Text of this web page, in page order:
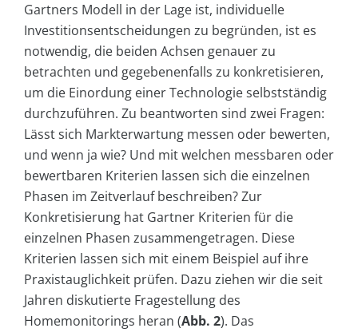
Gartners Modell in der Lage ist, individuelle
Investitionsentscheidungen zu begründen, ist es
notwendig, die beiden Achsen genauer zu
betrachten und gegebenenfalls zu konkretisieren,
um die Einordung einer Technologie selbstständig
durchzuführen. Zu beantworten sind zwei Fragen:
Lässt sich Markterwartung messen oder bewerten,
und wenn ja wie? Und mit welchen messbaren oder
bewertbaren Kriterien lassen sich die einzelnen
Phasen im Zeitverlauf beschreiben? Zur
Konkretisierung hat Gartner Kriterien für die
einzelnen Phasen zusammengetragen. Diese
Kriterien lassen sich mit einem Beispiel auf ihre
Praxistauglichkeit prüfen. Dazu ziehen wir die seit
Jahren diskutierte Fragestellung des
Homemonitorings heran (Abb. 2). Das